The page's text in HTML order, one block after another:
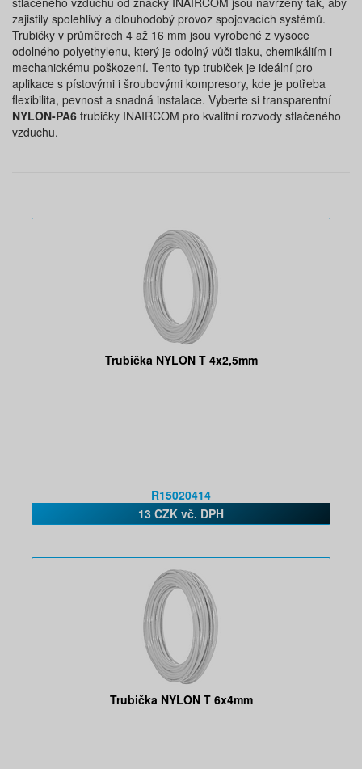
zajistily spolehlivý a dlouhodobý provoz spojovacích systémů.
Trubičky v průměrech 4 až 16 mm jsou vyrobené z vysoce
odolného polyethylenu, který je odolný vůči tlaku, chemikáliím i
mechanickému poškození. Tento typ trubiček je ideální pro
aplikace s pístovými i šroubovými kompresory, kde je potřeba
flexibilita, pevnost a snadná instalace. Vyberte si transparentní
NYLON-PA6 trubičky INAIRCOM pro kvalitní rozvody stlačeného
vzduchu.
Trubička NYLON T 4x2,5mm
R15020414
13 CZK vč. DPH
Trubička NYLON T 6x4mm